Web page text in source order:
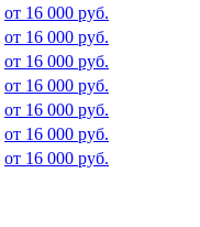
от 16 000 руб.
от 16 000 руб.
от 16 000 руб.
от 16 000 руб.
от 16 000 руб.
от 16 000 руб.
от 16 000 руб.